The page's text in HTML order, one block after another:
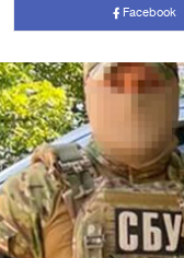
Facebook